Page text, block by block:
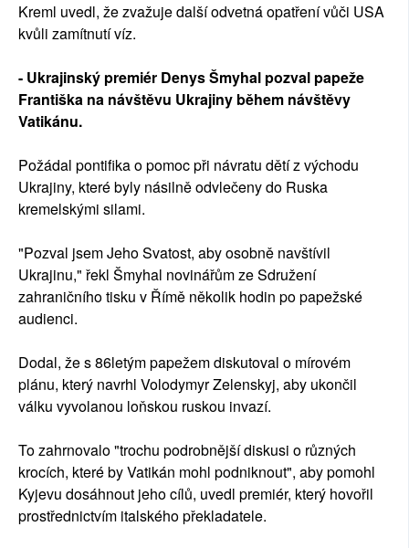
Kreml uvedl, že zvažuje další odvetná opatření vůči USA
kvůli zamítnutí víz.
- Ukrajinský premiér Denys Šmyhal pozval papeže
Františka na návštěvu Ukrajiny během návštěvy
Vatikánu.
Požádal pontifika o pomoc při návratu dětí z východu
Ukrajiny, které byly násilně odvlečeny do Ruska
kremelskými silami.
"Pozval jsem Jeho Svatost, aby osobně navštívil
Ukrajinu," řekl Šmyhal novinářům ze Sdružení
zahraničního tisku v Římě několik hodin po papežské
audienci.
Dodal, že s 86letým papežem diskutoval o mírovém
plánu, který navrhl Volodymyr Zelenskyj, aby ukončil
válku vyvolanou loňskou ruskou invazí.
To zahrnovalo "trochu podrobnější diskusi o různých
krocích, které by Vatikán mohl podniknout", aby pomohl
Kyjevu dosáhnout jeho cílů, uvedl premiér, který hovořil
prostřednictvím italského překladatele.